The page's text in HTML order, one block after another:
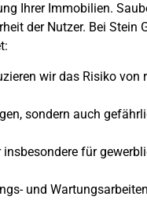
Ihrer Immobilien.
der Nutzer. Bei Stein
wir das Risiko von
sondern auch
für
und